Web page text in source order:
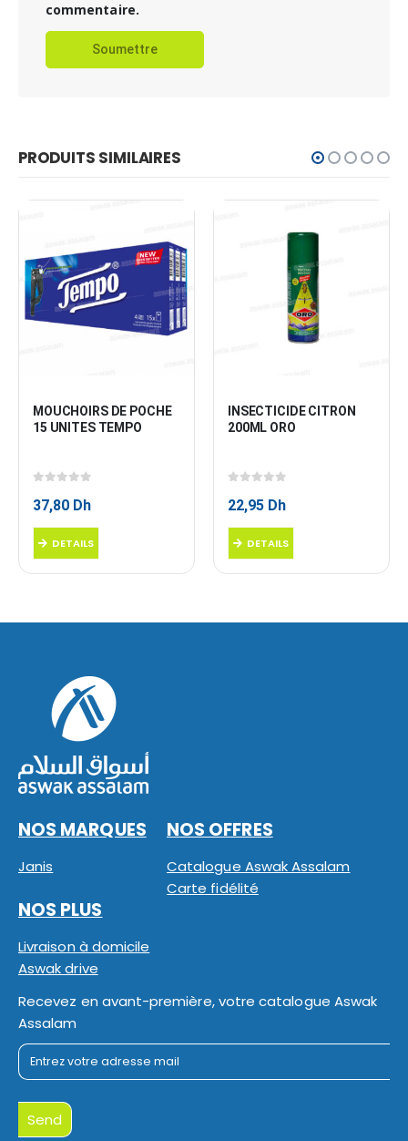
commentaire.
PRODUITS SIMILAIRES
MOUCHOIRS DE POCHE
15 UNITES TEMPO
37,80 Dh
DETAILS
INSECTICIDE CITRON
200ML ORO
22,95 Dh
DETAILS
NOS MARQUES
Janis
NOS OFFRES
Catalogue Aswak Assalam
Carte fidélité
NOS PLUS
Livraison à domicile
Aswak drive
Recevez en avant-première, votre catalogue Aswak
Assalam